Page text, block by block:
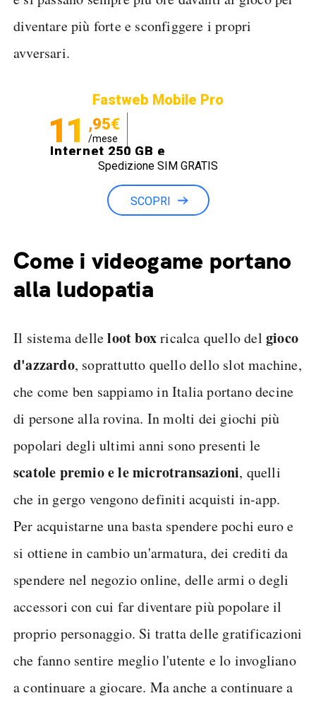
diventare più forte e sconfiggere i propri
avversari.
Fastweb Mobile Pro
11 ,95€
/mese
Internet 250 GB e
Minuti illimitati
Spedizione SIM GRATIS
SCOPRI
Come i videogame portano
alla ludopatia
Il sistema delleloot boxricalca quello delgioco
d'azzardo, soprattutto quello dello slot machine,
che come ben sappiamo in Italia portano decine
di persone alla rovina. In molti dei giochi più
popolari degli ultimi anni sono presenti le
scatole premio e le microtransazioni, quelli
che in gergo vengono definiti acquisti in-app.
Per acquistarne una basta spendere pochi euro e
si ottiene in cambio un'armatura, dei crediti da
spendere nel negozio online, delle armi o degli
accessori con cui far diventare più popolare il
proprio personaggio. Si tratta delle gratificazioni
che fanno sentire meglio l'utente e lo invogliano
a continuare a giocare. Ma anche a continuare a